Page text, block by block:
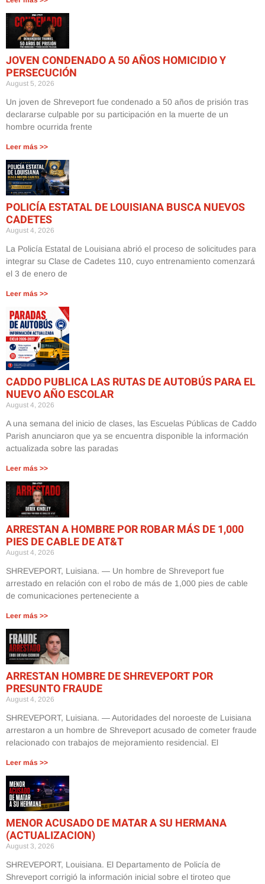
JOVEN CONDENADO A 50 AÑOS HOMICIDIO Y
PERSECUCIÓN
August 5, 2026
Un joven de Shreveport fue condenado a 50 años de prisión tras
declararse culpable por su participación en la muerte de un
hombre ocurrida frente
Leer más >>
POLICÍA ESTATAL DE LOUISIANA BUSCA NUEVOS
CADETES
August 4, 2026
La Policía Estatal de Louisiana abrió el proceso de solicitudes para
integrar su Clase de Cadetes 110, cuyo entrenamiento comenzará
el 3 de enero de
Leer más >>
CADDO PUBLICA LAS RUTAS DE AUTOBÚS PARA EL
NUEVO AÑO ESCOLAR
August 4, 2026
A una semana del inicio de clases, las Escuelas Públicas de Caddo
Parish anunciaron que ya se encuentra disponible la información
actualizada sobre las paradas
Leer más >>
ARRESTAN A HOMBRE POR ROBAR MÁS DE 1,000
PIES DE CABLE DE AT&T
August 4, 2026
SHREVEPORT, Luisiana. — Un hombre de Shreveport fue
arrestado en relación con el robo de más de 1,000 pies de cable
de comunicaciones perteneciente a
Leer más >>
ARRESTAN HOMBRE DE SHREVEPORT POR
PRESUNTO FRAUDE
August 4, 2026
SHREVEPORT, Luisiana. — Autoridades del noroeste de Luisiana
arrestaron a un hombre de Shreveport acusado de cometer fraude
relacionado con trabajos de mejoramiento residencial. El
Leer más >>
MENOR ACUSADO DE MATAR A SU HERMANA
(ACTUALIZACION)
August 3, 2026
SHREVEPORT, Louisiana. El Departamento de Policía de
Shreveport corrigió la información inicial sobre el tiroteo que